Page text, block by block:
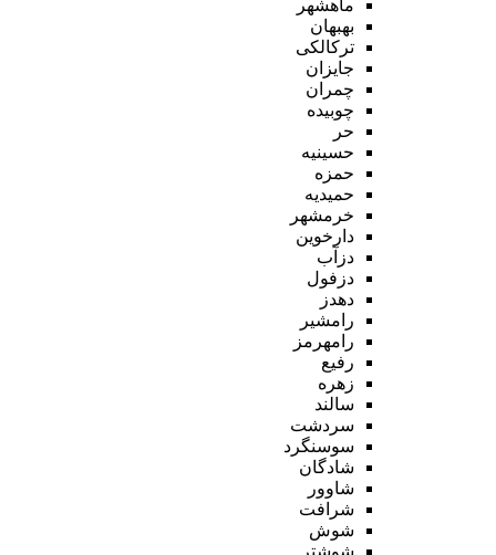
ماهشهر
بهبهان
ترکالکی
جایزان
چمران
چوبیده
حر
حسینیه
حمزه
حمیدیه
خرمشهر
دارخوین
دزآب
دزفول
دهدز
رامشیر
رامهرمز
رفیع
زهره
سالند
سردشت
سوسنگرد
شادگان
شاوور
شرافت
شوش
شوشتر